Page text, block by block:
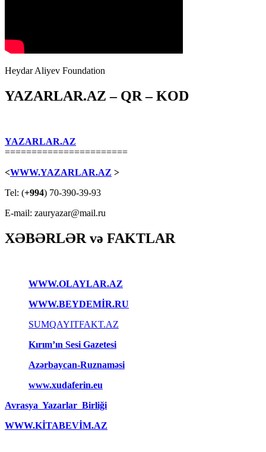
Heydar Aliyev Foundation
YAZARLAR.AZ – QR – KOD
YAZARLAR.AZ
=======================
<WWW.YAZARLAR.AZ >
Tel: (+994) 70-390-39-93
E-mail: zauryazar@mail.ru
XƏBƏRLƏR və FAKTLAR
WWW.OLAYLAR.AZ
WWW.BEYDEMİR.RU
SUMQAYITFAKT.AZ
Kırım’ın Sesi Gazetesi
Azərbaycan-Ruznaməsi
www.xudaferin.eu
Avrasya Yazarlar Birliği
WWW.KİTABEVİM.AZ